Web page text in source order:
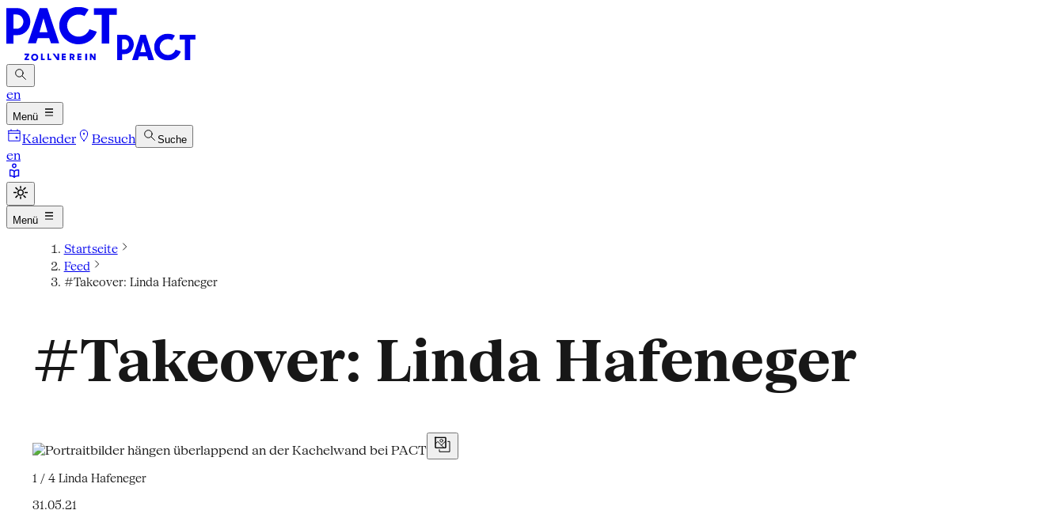
en
Menü
Kalender Besuch Suche
en
Menü
Startseite
Feed
#Takeover: Linda Hafeneger
#Takeover: Linda Hafeneger
1 / 4Linda Hafeneger
31.05.21